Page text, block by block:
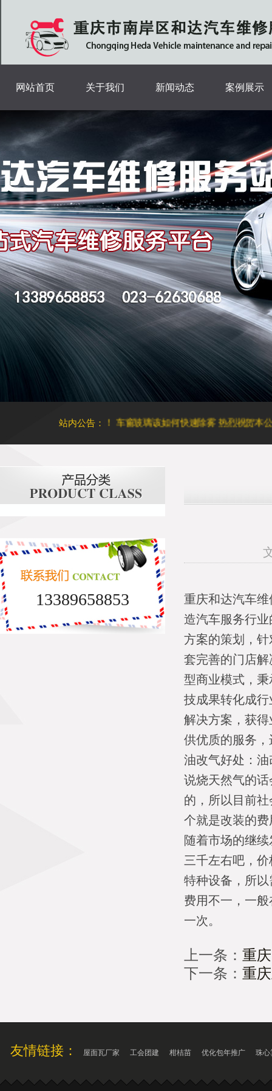
网站首页 关于我们 新闻动态 案例展示
站内公告：
恐致癌，请立刻撕掉！车窗玻璃该如何快速除雾热烈祝贺本公司
13389658853
重庆和达汽车
造汽车服务行
方案的策划，
套完善的门店
型商业模式，
技成果转化成
解决方案，获
供优质的服务
油改气好处：
说烧天然气的
的，所以目前
个就是改装的
随着市场的继
三千左右吧，
特种设备，所
费用不一，一
一次。
上一条： 重
下一条： 重
友情链接： 屋面瓦厂家 工会团建 柑桔苗 优化包年推广 珠心